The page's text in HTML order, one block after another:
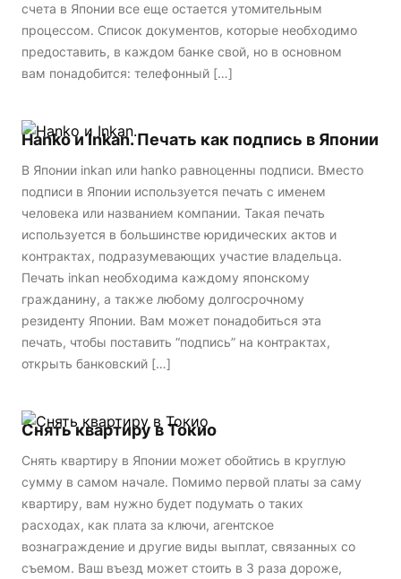
счета в Японии все еще остается утомительным
процессом. Список документов, которые необходимо
предоставить, в каждом банке свой, но в основном
вам понадобится: телефонный […]
Hanko и Inkan. Печать как подпись в Японии
В Японии inkan или hanko равноценны подписи. Вместо
подписи в Японии используется печать с именем
человека или названием компании. Такая печать
используется в большинстве юридических актов и
контрактах, подразумевающих участие владельца.
Печать inkan необходима каждому японскому
гражданину, а также любому долгосрочному
резиденту Японии. Вам может понадобиться эта
печать, чтобы поставить “подпись” на контрактах,
открыть банковский […]
Снять квартиру в Токио
Снять квартиру в Японии может обойтись в круглую
сумму в самом начале. Помимо первой платы за саму
квартиру, вам нужно будет подумать о таких
расходах, как плата за ключи, агентское
вознаграждение и другие виды выплат, связанных со
съемом. Ваш въезд может стоить в 3 раза дороже,